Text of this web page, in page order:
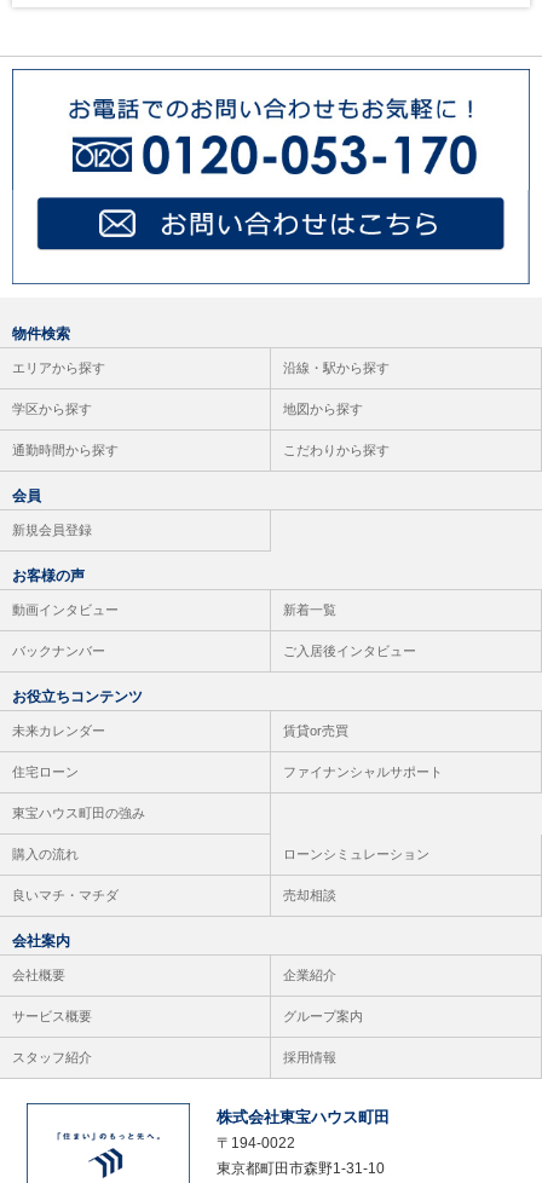
物件検索
エリアから探す 沿線・駅から探す
学区から探す 地図から探す
通勤時間から探す こだわりから探す
会員
新規会員登録
お客様の声
動画インタビュー 新着一覧
バックナンバー ご入居後インタビュー
お役立ちコンテンツ
未来カレンダー 賃貸or売買
住宅ローン ファイナンシャルサポート
東宝ハウス町田の強み
購入の流れ ローンシミュレーション
良いマチ・マチダ 売却相談
会社案内
会社概要 企業紹介
サービス概要 グループ案内
スタッフ紹介 採用情報
株式会社東宝ハウス町田
〒194-0022
東京都町田市森野1-31-10